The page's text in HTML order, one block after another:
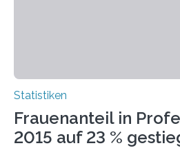
Statistiken
Frauenanteil in
2015 auf 23 %